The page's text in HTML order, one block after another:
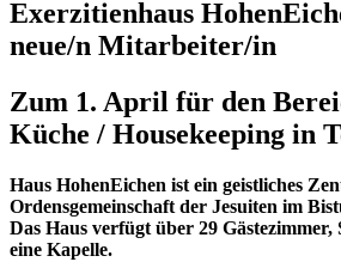
Exerzitienhaus
neue/n Mitarbeiter/in
Zum 1. April für den
Küche / Housekeeping in
Haus HohenEichen ist ein geistliches
Ordensgemeinschaft der Jesuiten im
Das Haus verfügt über 29
eine Kapelle.